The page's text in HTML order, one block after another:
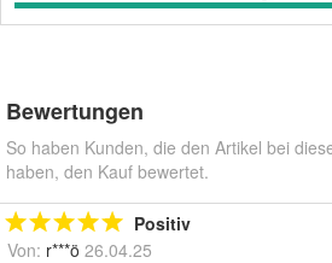
Bewertungen
So haben Kunden, die den Artikel bei
haben, den Kauf bewertet.
Positiv
Von: r***ö 26.04.25